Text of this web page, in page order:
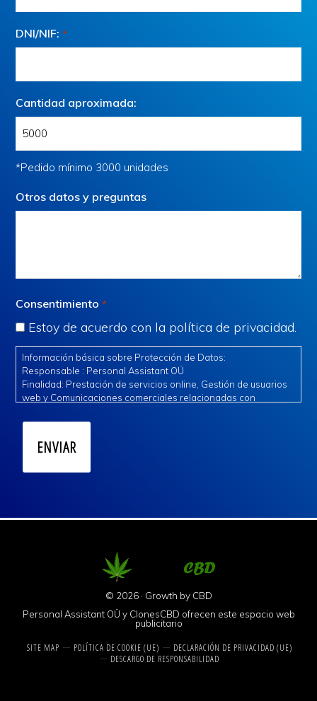
DNI/NIF: *
Cantidad aproximada:
*Pedido mínimo 3000 unidades
Otros datos y preguntas
Consentimiento *
Estoy de acuerdo con la política de privacidad.
Información básica sobre Protección de Datos:
Responsable : Personal Assistant OÜ
Finalidad: Prestación de servicios online, Gestión de usuarios
web y Comunicaciones comerciales relacionadas con
Legitimación: Consentimiento expreso e interés legítimo.
gestión del servicio.
© 2026 · Growth by CBD
Personal Assistant OÜ y ClonesCBD ofrecen este espacio web
publicitario
SITE MAP POLÍTICA DE COOKIE (UE)
DECLARACIÓN DE PRIVACIDAD (UE)
DESCARGO DE RESPONSABILIDAD